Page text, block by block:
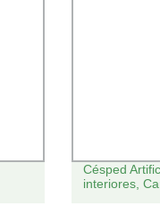
Césped
interiores,